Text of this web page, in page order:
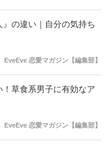
』の違い｜自分の気持ち
EveEve 恋愛マガジン【編集部】
草食系男子に有効なア
EveEve 恋愛マガジン【編集部】